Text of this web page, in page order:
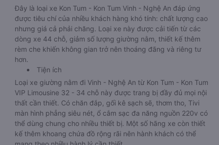
Đây là loại xe Kon Tum - Kon Tum Vinh - Nghệ An đáp ứng
được tiêu chí của nhiều khách hàng khó tính: chất lượng cao
nhưng giá cả phải chăng. Loại xe này được cải tiến từ các
dòng xe 44 chỗ, giảm số lượng giường nằm, thiết kế thêm
rèm che khiến không gian trở nên thoáng đãng và riêng tư
hơn.
Tiện ích
Loại xe giường nằm đi Vinh - Nghệ An từ Kon Tum - Kon Tum
VIP Limousine 32 - 34 chỗ này được trang bị đầy đủ mọi nội
thất cần thiết. Có chăn đắp, gối kê sạch sẽ, thơm tho, Tivi
màn hình phẳng siêu nét, ổ cắm sạc đa năng nguồn 220v có
thể dùng chung cho nhiều thiết bị. Một số hãng xe còn thiết
kế thêm khoang chứa đồ rộng rãi nên hành khách có thể